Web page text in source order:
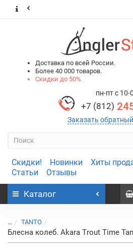
Доставка по всей России.
Более 40 000 товаров.
Скидки до 50%.
пн-пт с 10-
+7 (812)
Заказать
Скидки! Новинки Хиты
Статьи
Отзывы
Каталог
... TANTO
Блесна колеб. Akara Trout Time